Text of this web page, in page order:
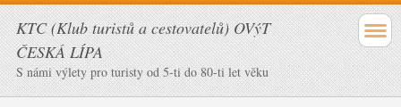
KTC (Klub turistů a cestovatelů) OVýT
ČESKÁ LÍPA
S námi výlety pro turisty od 5-ti do 80-ti let věku